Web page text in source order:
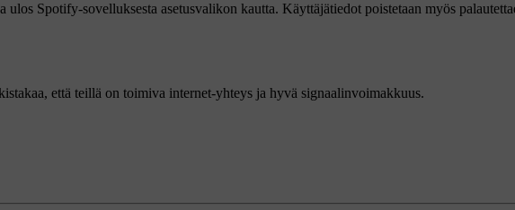
Spotify-sovelluksesta asetusvalikon kautta. Käyttäjätiedot poistetaan myös
että teillä on toimiva internet-yhteys ja hyvä signaalinvoimakkuus.